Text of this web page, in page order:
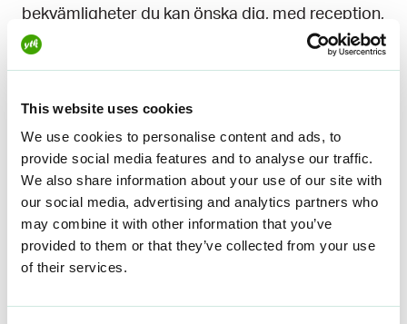
This website uses cookies
We use cookies to personalise content and ads, to
provide social media features and to analyse our traffic.
We also share information about your use of our site with
our social media, advertising and analytics partners who
may combine it with other information that you’ve
provided to them or that they’ve collected from your use
of their services.
bekvämligheter du kan önska dig, med reception,
bar, restaurang, lounge samt konferens- och
Bekanta dig med Havsvidden
15 % rabatt på
boendet